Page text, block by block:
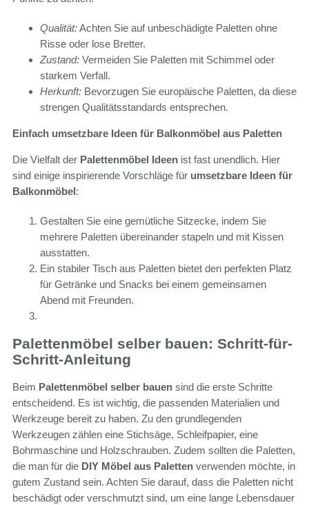
Qualität:Achten Sie auf unbeschädigte Paletten ohne
Risse oder lose Bretter.
Zustand: Vermeiden Sie Paletten mit Schimmel oder
starkem Verfall.
Herkunft: Bevorzugen Sie europäische Paletten, da diese
strengen Qualitätsstandards entsprechen.
Einfach umsetzbare Ideen für Balkonmöbel aus Paletten
Die Vielfalt der Palettenmöbel Ideen ist fast unendlich. Hier
sind einige inspirierende Vorschläge für umsetzbare Ideen für
Balkonmöbel:
Gestalten Sie eine gemütliche Sitzecke, indem Sie
mehrere Paletten übereinander stapeln und mit Kissen
ausstatten.
Ein stabiler Tisch aus Paletten bietet den perfekten Platz
für Getränke und Snacks bei einem gemeinsamen
Abend mit Freunden.
Palettenmöbel selber bauen: Schritt-für-
Schritt-Anleitung
Beim Palettenmöbel selber bauen sind die erste Schritte
entscheidend. Es ist wichtig, die passenden Materialien und
Werkzeuge bereit zu haben. Zu den grundlegenden
Werkzeugen zählen eine Stichsäge, Schleifpapier, eine
Bohrmaschine und Holzschrauben. Zudem sollten die Paletten,
die man für die DIY Möbel aus Paletten verwenden möchte, in
gutem Zustand sein. Achten Sie darauf, dass die Paletten nicht
beschädigt oder verschmutzt sind, um eine lange Lebensdauer